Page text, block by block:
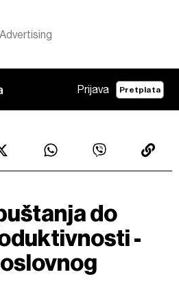
Prijava Pretplata
do
-